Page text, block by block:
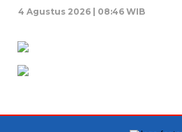
4 Agustus 2026 | 08:46 WIB